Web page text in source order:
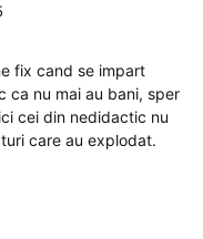
fix cand se impart
ca nu mai au bani, sper
cei din nedidactic nu
care au explodat.